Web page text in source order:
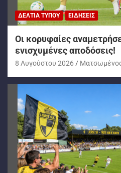
ΔΕΛΤΊΑ ΤΎΠΟΥ ΕΙΔΉΣΕΙΣ
Oι κορυφαίες
ενισχυμένες αποδόσεις!
8 Αυγούστου 2026